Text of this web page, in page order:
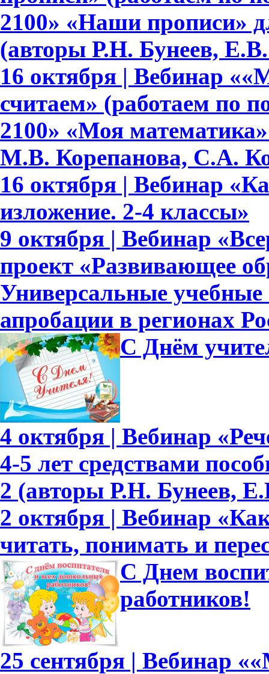
2100» «Наши прописи»
(авторы Р.Н. Бунеев,
16 октября | Вебинар
считаем» (работаем по
2100» «Моя
М.В. Корепанова, С.А.
16 октября | Вебинар
изложение. 2-4 классы»
9 октября | Вебинар
проект «Развивающее
Универсальные
апробации в регионах
С Днём
4 октября | Вебинар
4-5 лет средствами
2 (авторы Р.Н. Бунеев,
2 октября | Вебинар
читать, понимать и
С Днем
работников!
25 сентября | Вебинар